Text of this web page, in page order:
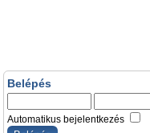
Belépés
Automatikus bejelentkezés